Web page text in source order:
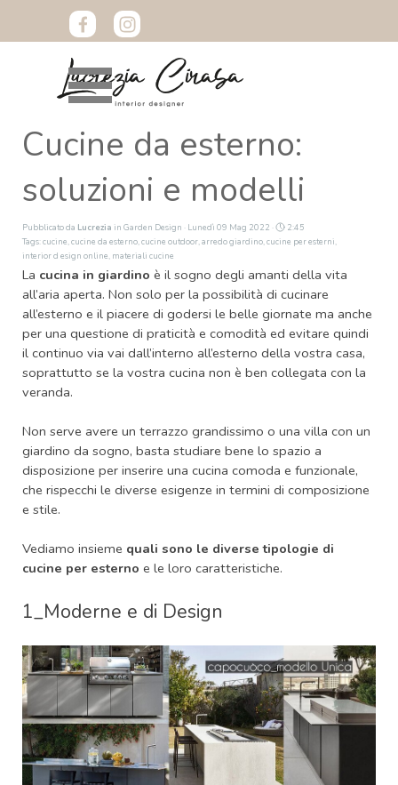
Cucine da esterno:
soluzioni e modelli
Pubblicato da Lucrezia in Garden Design · Lunedì 09 Mag 2022 ·
2:45
Tags:cucine,cucine da esterno,cucine outdoor,arredo giardino,cucine per esterni,
interior d esign online, materiali cucine
La cucina in giardino è il sogno degli amanti della vita
all’aria aperta. Non solo per la possibilità di cucinare
all’esterno e il piacere di godersi le belle giornate ma anche
per una questione di praticità e comodità ed evitare quindi
il continuo via vai dall’interno all’esterno della vostra casa,
soprattutto se la vostra cucina non è ben collegata con la
veranda.
Non serve avere un terrazzo grandissimo o una villa con un
giardino da sogno, basta studiare bene lo spazio a
disposizione per inserire una cucina comoda e funzionale,
che rispecchi le diverse esigenze in termini di composizione
e stile.
Vediamo insieme quali sono le diverse tipologie di
cucine per esterno e le loro caratteristiche.
1_Moderne e di Design